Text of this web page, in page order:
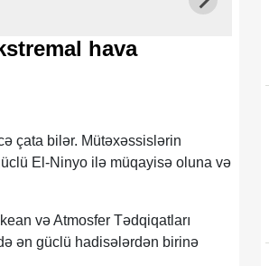
hava
çata bilər. Mütəxəssislərin
El-Ninyo ilə müqayisə oluna və
və Atmosfer Tədqiqatları
ən güclü hadisələrdən birinə